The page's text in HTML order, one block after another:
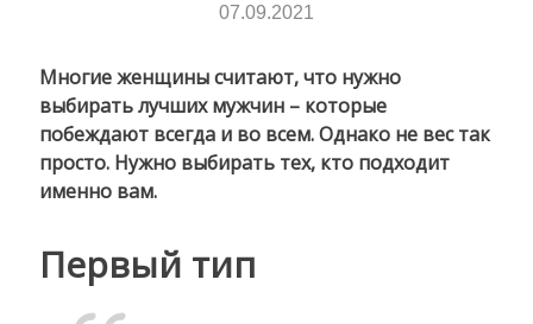
07.09.2021
Многие женщины считают, что нужно
выбирать лучших мужчин – которые
побеждают всегда и во всем. Однако не вес так
просто. Нужно выбирать тех, кто подходит
именно вам.
Первый тип